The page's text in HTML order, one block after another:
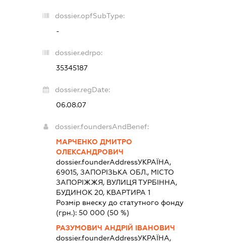
dossier.opfSubType:
-
dossier.edrpo:
35345187
dossier.regDate:
06.08.07
dossier.foundersAndBenef:
МАРЧЕНКО ДМИТРО
ОЛЕКСАНДРОВИЧ
dossier.founderAddressУКРАЇНА,
69015, ЗАПОРІЗЬКА ОБЛ., МІСТО
ЗАПОРІЖЖЯ, ВУЛИЦЯ ТУРБІННА,
БУДИНОК 20, КВАРТИРА 1
Розмір внеску до статутного фонду
(грн.):50 000 (50 %)
РАЗУМОВИЧ АНДРІЙ ІВАНОВИЧ
dossier.founderAddressУКРАЇНА,